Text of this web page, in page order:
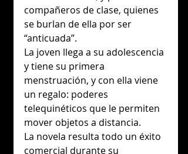
compañeros de clase, quienes
se burlan de ella por ser
“anticuada”.
La joven llega a su adolescencia
y tiene su primera
menstruación, y con ella viene
un regalo: poderes
telequinéticos que le permiten
mover objetos a distancia.
La novela resulta todo un éxito
comercial durante su